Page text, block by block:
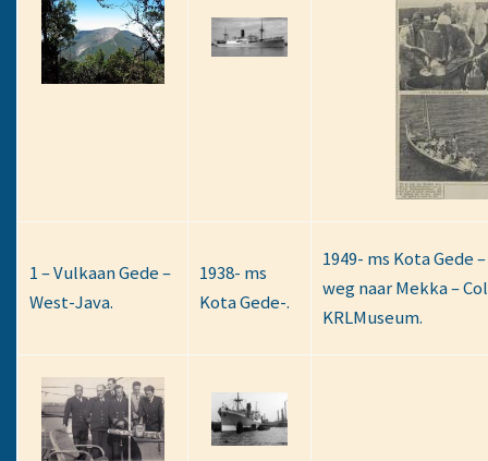
1 – Vulkaan Gede –
West-Java.
1938- ms
Kota Gede-.
1949- ms Kota Gede
weg naar Mekka –
KRLMuseum.